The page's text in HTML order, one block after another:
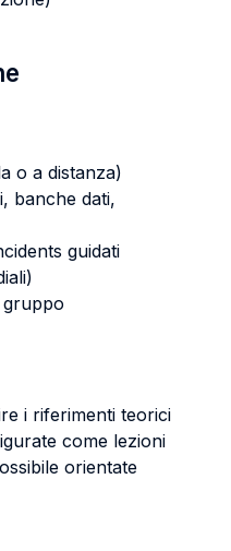
o a distanza)
banche dati,
guidati
gruppo
i riferimenti teorici
come lezioni
orientate